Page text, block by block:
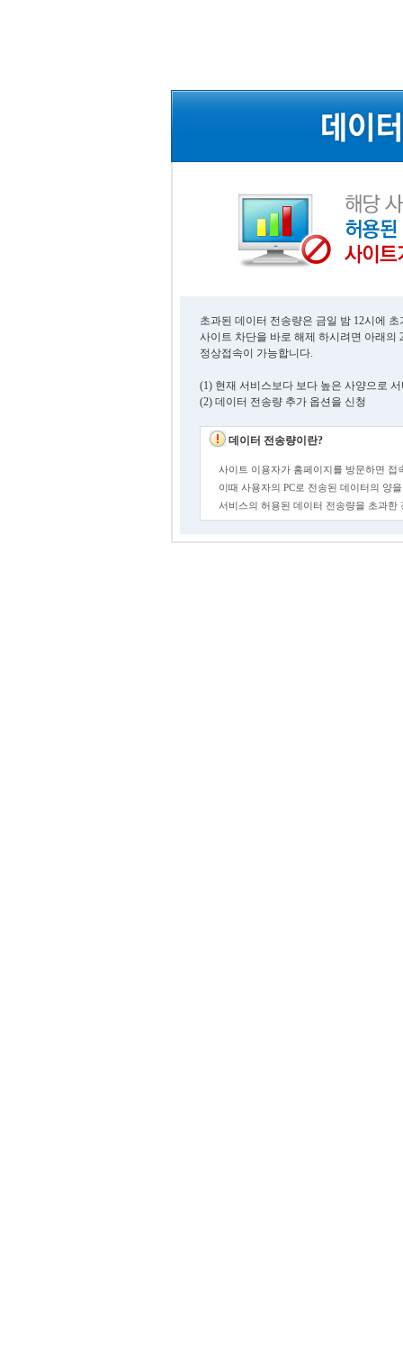
초과된 데이터 전송량은 금일 밤 12시에
사이트 차단을 바로 해제 하시려면 아래의
정상접속이 가능합니다.
(1) 현재 서비스보다 보다 높은 사양으로
(2) 데이터 전송량 추가 옵션을 신청
데이터 전송량이란?
사이트 이용자가 홈페이지를 방문하면 접
이때 사용자의 PC로 전송된 데이터의 양
서비스의 허용된 데이터 전송량을 초과